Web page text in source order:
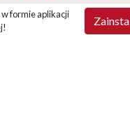
formie aplikacji